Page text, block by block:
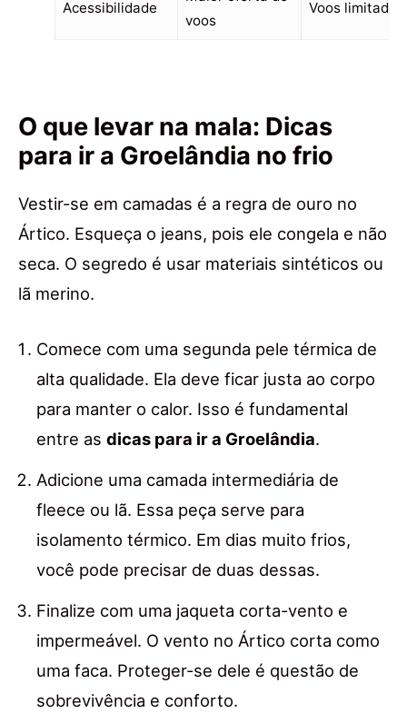
Acessibilidade
voos
Voos limitados
O que levar na mala: Dicas
para ir a Groelândia no frio
Vestir-se em camadas é a regra de ouro no
Ártico. Esqueça o jeans, pois ele congela e não
seca. O segredo é usar materiais sintéticos ou
lã merino.
Comece com uma segunda pele térmica de
alta qualidade. Ela deve ficar justa ao corpo
para manter o calor. Isso é fundamental
entre as dicas para ir a Groelândia.
Adicione uma camada intermediária de
fleece ou lã. Essa peça serve para
isolamento térmico. Em dias muito frios,
você pode precisar de duas dessas.
Finalize com uma jaqueta corta-vento e
impermeável. O vento no Ártico corta como
uma faca. Proteger-se dele é questão de
sobrevivência e conforto.